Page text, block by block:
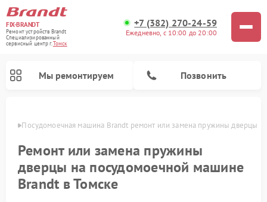
FIX-BRANDT
Ремонт устройств Brandt
Специализированный
cервисный центр г.Томск
+7 (382) 270-24-59
Ежедневно, с 10:00 до 20:00
Мы ремонтируем Позвонить
Посудомоечная машина Brandt ремонт или замена пружины дверцы
Ремонт или замена пружины
дверцы на посудомоечной машине
Brandt в Томске